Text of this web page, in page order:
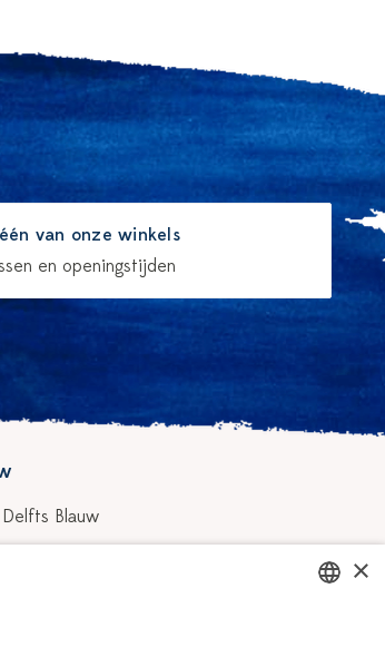
van onze winkels
en openingstijden
Delfts Blauw
×